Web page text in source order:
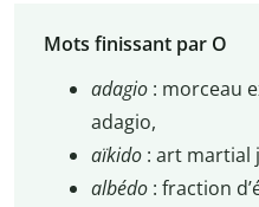
Mots finissant par O
adagio : morceau
adagio,
aïkido : art martial
albédo : fraction